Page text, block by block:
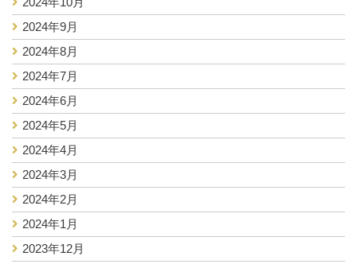
2024年9月
2024年8月
2024年7月
2024年6月
2024年5月
2024年4月
2024年3月
2024年2月
2024年1月
2023年12月